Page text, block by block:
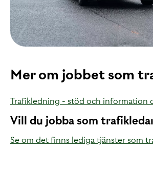
Mer om jobbet som
Trafikledning - stöd och information
Vill du jobba som
Se om det finns lediga tjänster som